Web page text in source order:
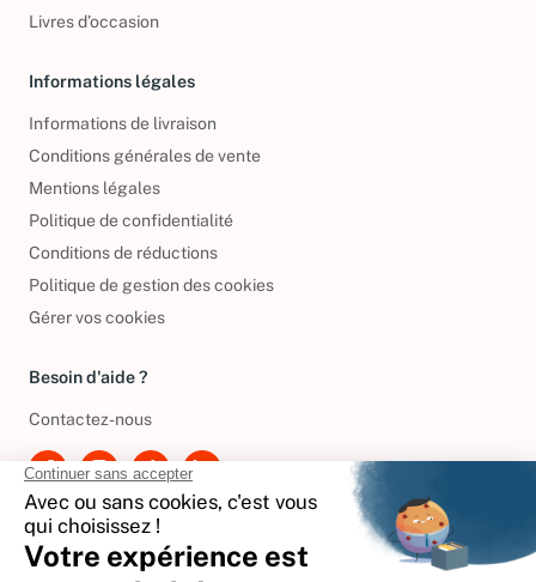
Livres d’occasion
Informations légales
Informations de livraison
Conditions générales de vente
Mentions légales
Politique de confidentialité
Conditions de réductions
Politique de gestion des cookies
Gérer vos cookies
Besoin d'aide ?
Contactez-nous
International
🇪🇸 Espagne